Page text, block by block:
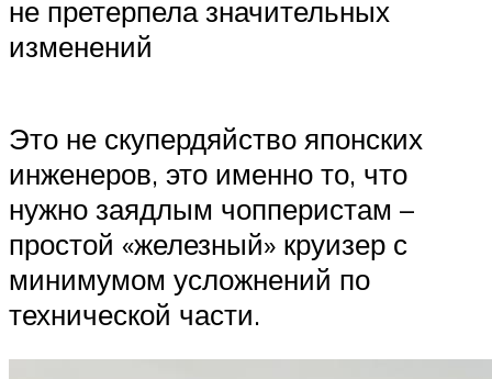
не претерпела значительных
изменений
Это не скупердяйство японских
инженеров, это именно то, что
нужно заядлым чопперистам –
простой «железный» круизер с
минимумом усложнений по
технической части.